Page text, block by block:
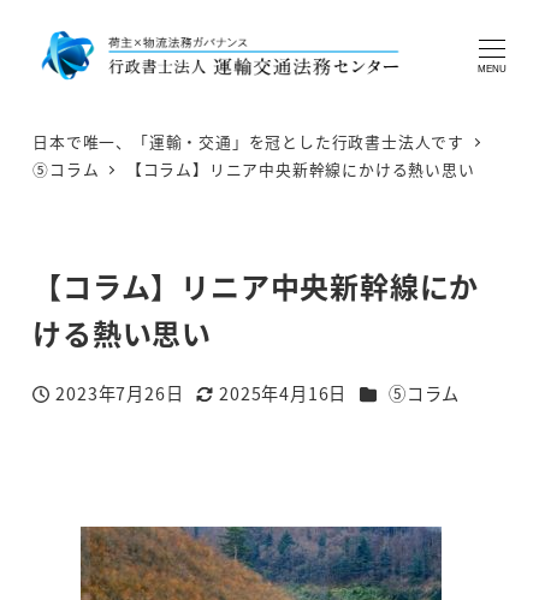
MENU
日本で唯一、「運輸・交通」を冠とした行政書士法人です
⑤コラム
【コラム】リニア中央新幹線にかける熱い思い
【コラム】リニア中央新幹線にか
ける熱い思い
投稿日
2023年7月26日
更新日
2025年4月16日 カテゴリー
⑤コラム